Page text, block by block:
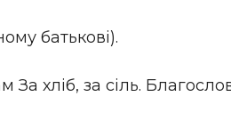
батькові).
хліб, за сіль.